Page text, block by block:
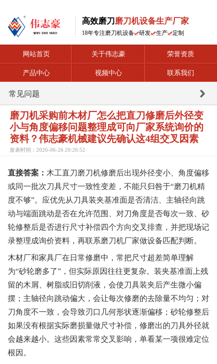
高效磨刀 磨刀机设备生产厂家
18年专注磨刀机设备 研发 生产 定制
网站首页 关于伟志豪 荣誉资质
产品中心 视频中心 联系我们
常见问题
磨刀机采购前木材厂怎么把直刀修磨后外径变
小与角度偏移问题整理成可向厂家系统询价的
资料？伟志豪机械建议先确认这4组交叉因素
发表时间：2026-06-26 20:26:52
直接答案： 木工直刀磨刀机修磨后出现外径变小、角度偏移
或同一批次刀具尺寸一致性变差，不能只归咎于“磨刀机精
度不够”。应优先从刀具装夹基准面是否清洁、主轴径向跳
动与端面跳动是否在允许范围、对刀角度是否每次一致、砂
轮修整后是否进行尺寸补偿四个方向交叉排查，并把现场记
录整理成询价资料，再联系磨刀机厂家做设备匹配判断。
木材厂和家具厂在日常修磨中，常把尺寸超差简单理解
为“砂轮磨多了”，但实际原因往往更复杂。装夹基准面上残
留的木屑、树脂或旧切削液，会使刀具装夹后产生微小偏
摆；主轴径向跳动偏大，会让每次修磨的去除量不均匀；对
刀角度不一致，会导致刃口几何形状逐渐偏移；砂轮修整后
如果没有根据实际磨损量做尺寸补偿，修磨出的刀具外径就
会越来越小。这些因素常常交叉影响，单看某一项很难定位
根因。